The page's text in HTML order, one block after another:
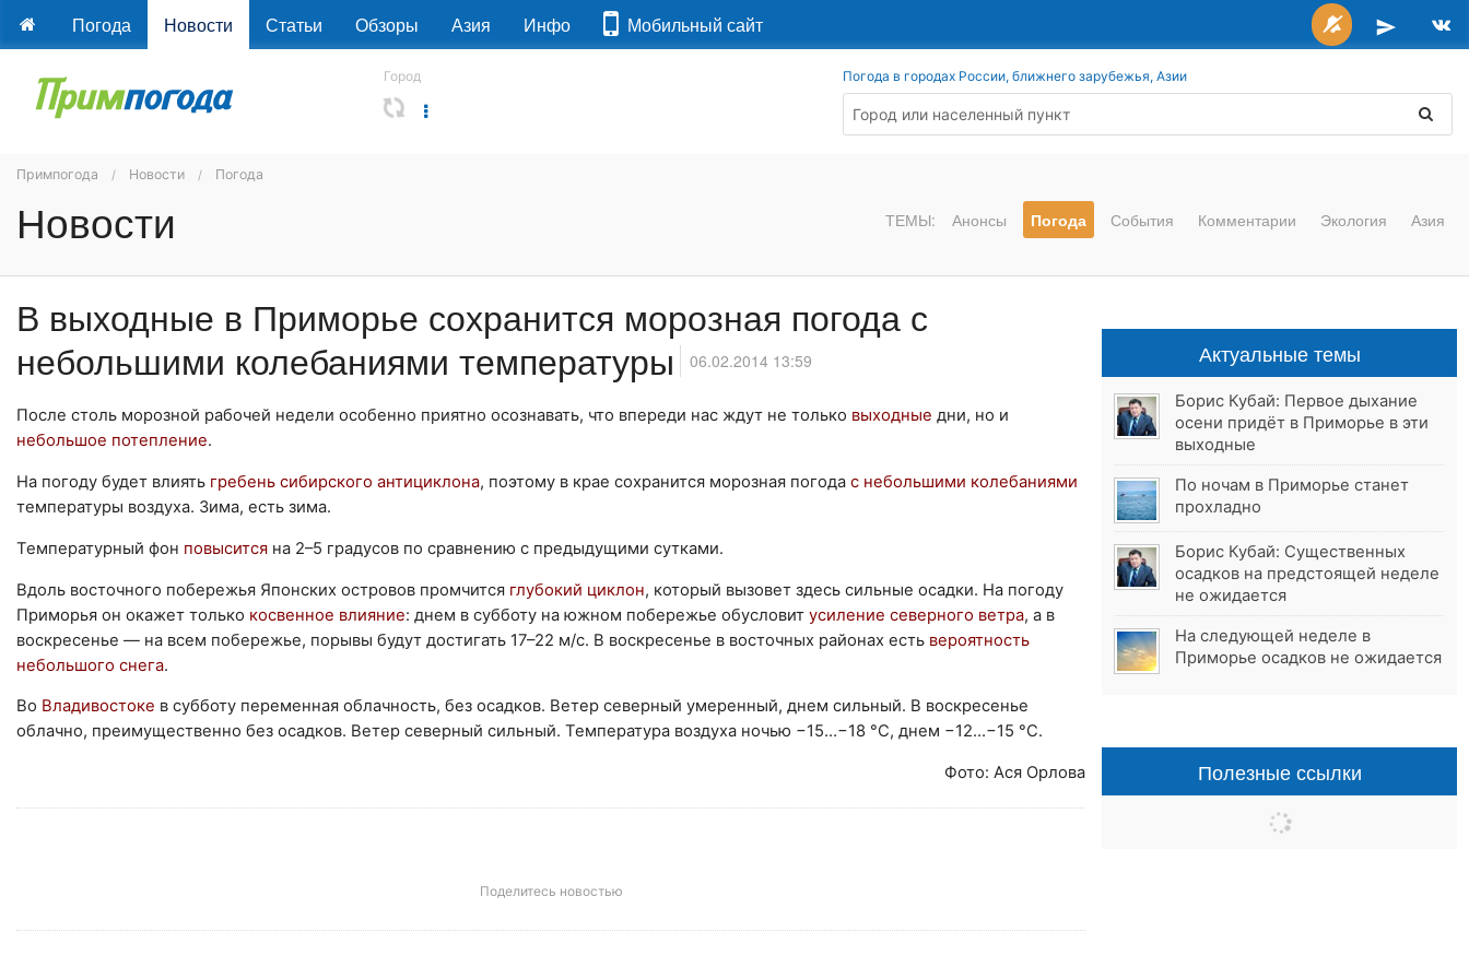
Погода Новости Статьи Обзоры Азия Инфо Мобильный сайт
Город Погода в городах России, ближнего зарубежья, Азии
Примпогода Новости Погода
Новости ТЕМЫ: Анонсы Погода События Комментарии Экология Азия
В выходные в Приморье сохранится морозная погода с
небольшими колебаниями температуры
06.02.2014 13:59
После столь морозной рабочей недели особенно приятно осознавать, что впереди нас ждут не только выходные дни, но и
небольшое потепление.
На погоду будет влиять гребень сибирского антициклона, поэтому в крае сохранится морозная погода с небольшими колебаниями
температуры воздуха. Зима, есть зима.
Температурный фон повысится на 2–5 градусов по сравнению с предыдущими сутками.
Вдоль восточного побережья Японских островов промчится глубокий циклон, который вызовет здесь сильные осадки. На погоду
Приморья он окажет только косвенное влияние: днем в субботу на южном побережье обусловит усиление северного ветра, а в
воскресенье — на всем побережье, порывы будут достигать 17–22 м/с. В воскресенье в восточных районах есть вероятность
небольшого снега.
Во Владивостоке в субботу переменная облачность, без осадков. Ветер северный умеренный, днем сильный. В воскресенье
облачно, преимущественно без осадков. Ветер северный сильный. Температура воздуха ночью −15…−18 °С, днем −12…−15 °С.
Фото: Ася Орлова
Поделитесь новостью
Актуальные темы
Борис Кубай: Первое дыхание
осени придёт в Приморье в эти
выходные
По ночам в Приморье станет
прохладно
Борис Кубай: Существенных
осадков на предстоящей неделе
не ожидается
На следующей неделе в
Приморье осадков не ожидается
Полезные ссылки